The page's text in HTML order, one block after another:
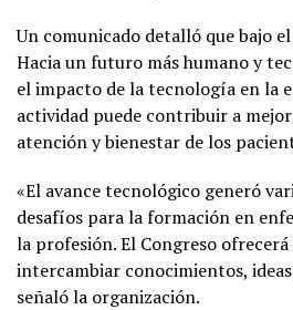
Un comunicado detalló que bajo
Hacia un futuro más humano y
el impacto de la tecnología en la
actividad puede contribuir a
atención y bienestar de los
«El avance tecnológico generó
desafíos para la formación en
la profesión. El Congreso
intercambiar conocimientos,
señaló la organización.